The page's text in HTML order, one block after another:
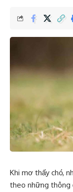
Khi mơ thấy chó,
theo những thông